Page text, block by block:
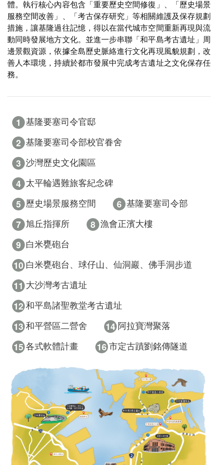
體。執行核心內容包含「重要歷史空間修復」、「歷史場景
服務空間改善」、「考古保存研究」等相關維護及保存規劃
措施，讓基隆過往記憶，得以在當代城市空間重新再現與流
動同時發展地方文化。並進一步串聯「和平島考古遺址」周
邊景觀資源，依據全島歷史脈絡進行文化再現風貌規劃，改
善人本環境，持續於都市發展中完成考古遺址之文化保存任
務。
1 基隆要塞司令官邸
2 基隆要塞司令部校官眷舍
3 沙灣歷史文化園區
4 太平輪遇難旅客紀念碑
5 歷史場景服務空間 6 基隆要塞司令部
7 旭丘指揮所 8 漁會正濱大樓
9 白米甕砲台
10 白米甕砲台、球仔山、仙洞巖、佛手洞步道
11 大沙灣考古遺址
12 和平島諸聖教堂考古遺址
13 和平營區二營舍 14 阿拉寶灣聚落
15 各式軟體計畫 16 市定古蹟劉銘傳隧道